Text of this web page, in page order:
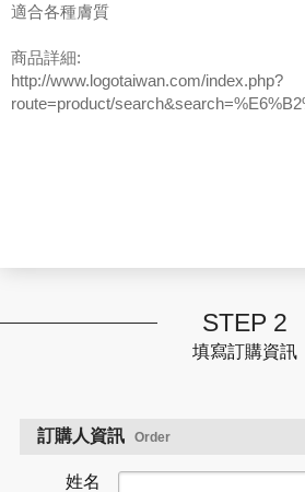
適合各種膚質
商品詳細:
http://www.logotaiwan.com/index.php?
route=product/
STEP 2
填寫訂購資訊
訂購人資訊 Order
姓名